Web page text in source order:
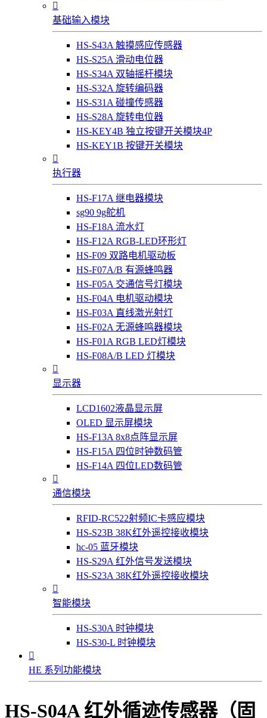

基础输入模块
HS-S43A 触摸感应传感器
HS-S25A 滑动电位器
HS-S34A 双轴摇杆模块
HS-S32A 旋转编码器
HS-S31A 碰撞传感器
HS-S28A 旋转电位器
HS-KEY4B 独立按键开关模块4P
HS-KEY1B 按键开关模块

执行器
HS-F17A 继电器模块
sg90 9g舵机
HS-F18A 流水灯
HS-F12A RGB-LED环形灯
HS-F09 双路电机驱动板
HS-F07A/B 有源蜂鸣器
HS-F05A 交通信号灯模块
HS-F04A 电机驱动模块
HS-F03A 直线激光射灯
HS-F02A 无源蜂鸣器模块
HS-F01A RGB LED灯模块
HS-F08A/B LED 灯模块

显示器
LCD1602液晶显示屏
OLED 显示屏模块
HS-F13A 8x8点阵显示屏
HS-F15A 四位时钟数码管
HS-F14A 四位LED数码管

通信模块
RFID-RC522射频IC卡感应模块
HS-S23B 38K红外遥控接收模块
hc-05 蓝牙模块
HS-S29A 红外信号发送模块
HS-S23A 38K红外遥控接收模块

智能模块
HS-S30A 时钟模块
HS-S30-L 时钟模块

HE 系列功能模块
HS-S04A 红外循迹传感器（固